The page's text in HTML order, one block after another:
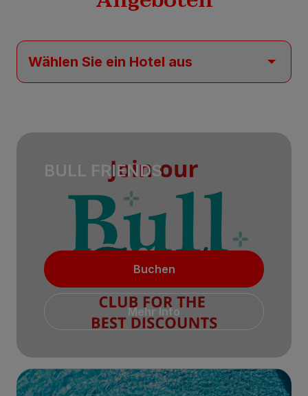
BULL FRIENDS
Buchen
Mehr Info